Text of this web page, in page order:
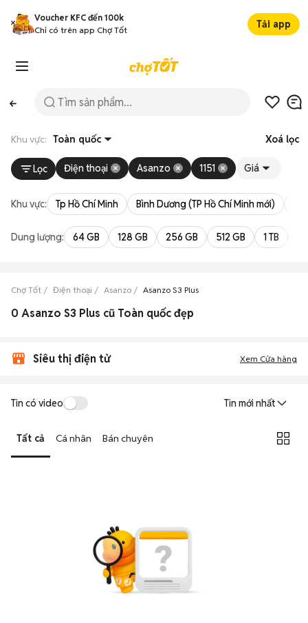
Voucher KFC đến 100k
Chỉ có trên app Chợ Tốt
Tải app
Khu vực: Toàn quốc Xoá lọc
Lọc Điện thoại Asanzo 1151 Giá
Khu vực: Tp Hồ Chí Minh Bình Dương (TP Hồ Chí Minh mới)
Dung lượng: 64 GB 128 GB 256 GB 512 GB 1 TB
Chợ Tốt Điện thoại Asanzo Asanzo S3 Plus
0 Asanzo S3 Plus cũ Toàn quốc đẹp
Siêu thị điện tử Xem Cửa hàng
Tin có video Tin mới nhất
Tất cả Cá nhân Bán chuyên